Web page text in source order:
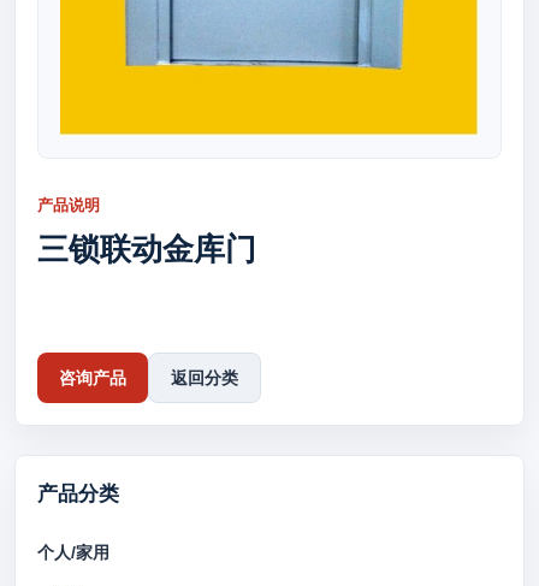
产品分类
个人/家用
产品说明
三锁联动金库门
咨询产品 返回分类